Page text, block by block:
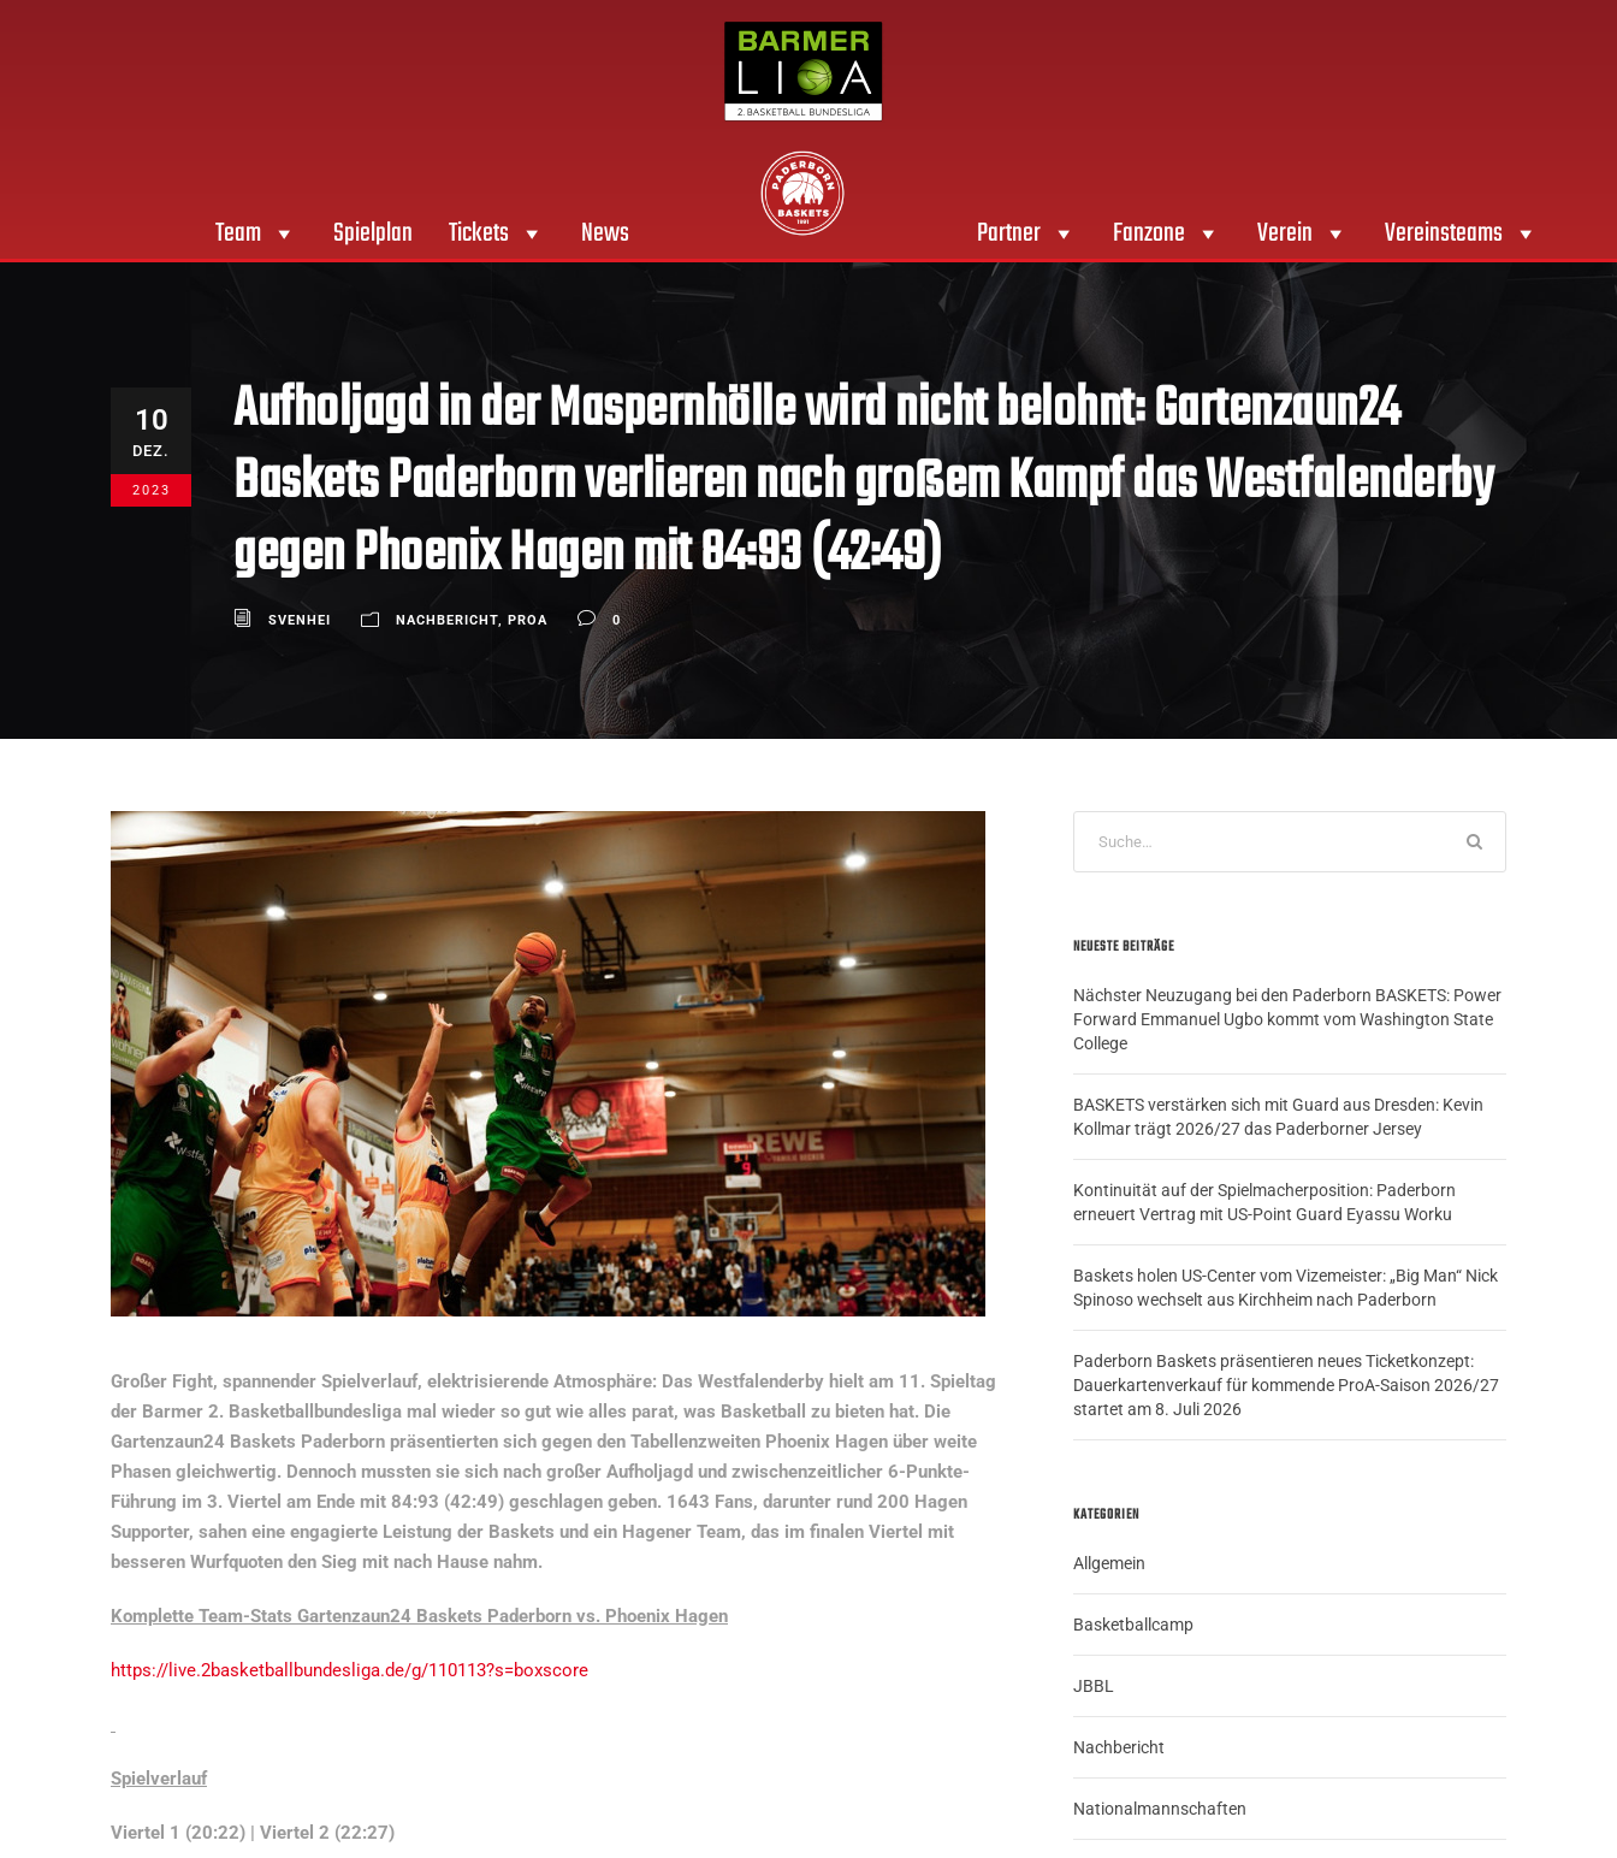
Team Spielplan Tickets News Partner Fanzone Verein Vereinsteams
10
DEZ.
2023
Aufholjagd in der Maspernhölle wird nicht belohnt: Gartenzaun24
Baskets Paderborn verlieren nach großem Kampf das Westfalenderby
gegen Phoenix Hagen mit 84:93 (42:49)
SVENHEI NACHBERICHT, PROA 0
Großer Fight, spannender Spielverlauf, elektrisierende Atmosphäre: Das Westfalenderby hielt am 11. Spieltag
der Barmer 2. Basketballbundesliga mal wieder so gut wie alles parat, was Basketball zu bieten hat. Die
Gartenzaun24 Baskets Paderborn präsentierten sich gegen den Tabellenzweiten Phoenix Hagen über weite
Phasen gleichwertig. Dennoch mussten sie sich nach großer Aufholjagd und zwischenzeitlicher 6-Punkte-
Führung im 3. Viertel am Ende mit 84:93 (42:49) geschlagen geben. 1643 Fans, darunter rund 200 Hagen
Supporter, sahen eine engagierte Leistung der Baskets und ein Hagener Team, das im finalen Viertel mit
besseren Wurfquoten den Sieg mit nach Hause nahm.
Komplette Team-Stats Gartenzaun24 Baskets Paderborn vs. Phoenix Hagen
https://live.2basketballbundesliga.de/g/110113?s=boxscore
Spielverlauf
Viertel 1 (20:22) | Viertel 2 (22:27)
NEUESTE BEITRÄGE
Nächster Neuzugang bei den Paderborn BASKETS: Power
Forward Emmanuel Ugbo kommt vom Washington State
College
BASKETS verstärken sich mit Guard aus Dresden: Kevin
Kollmar trägt 2026/27 das Paderborner Jersey
Kontinuität auf der Spielmacherposition: Paderborn
erneuert Vertrag mit US-Point Guard Eyassu Worku
Baskets holen US-Center vom Vizemeister: „Big Man“ Nick
Spinoso wechselt aus Kirchheim nach Paderborn
Paderborn Baskets präsentieren neues Ticketkonzept:
Dauerkartenverkauf für kommende ProA-Saison 2026/27
startet am 8. Juli 2026
KATEGORIEN
Allgemein
Basketballcamp
JBBL
Nachbericht
Nationalmannschaften